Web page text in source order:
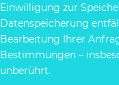
Einwilligung zur
Datenspeicherung
Bearbeitung Ihrer
Bestimmungen –
unberührt.